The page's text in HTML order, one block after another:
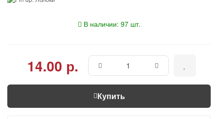
В наличии: 97 шт.
14.00 р.
Купить